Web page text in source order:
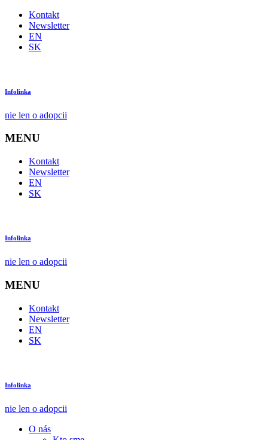
Kontakt
Newsletter
EN
SK
Infolinka
nie len o adopcii
MENU
Kontakt
Newsletter
EN
SK
Infolinka
nie len o adopcii
MENU
Kontakt
Newsletter
EN
SK
Infolinka
nie len o adopcii
O nás